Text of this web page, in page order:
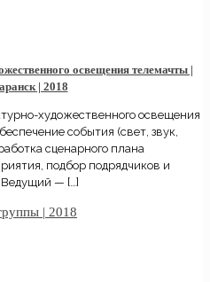
освещения телемачты |
| 2018
художественного освещения
события (свет, звук,
сценарного плана
подбор подрядчиков и
Ведущий — […]
| 2018